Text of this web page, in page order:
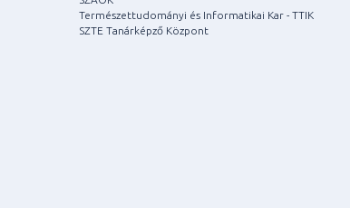
Természettudományi és Informatikai Kar - TTIK
SZTE Tanárképző Központ